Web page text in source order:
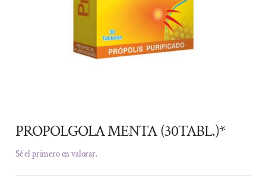
PROPOLGOLA MENTA (30TABL.)*
Sé el primero en valorar.